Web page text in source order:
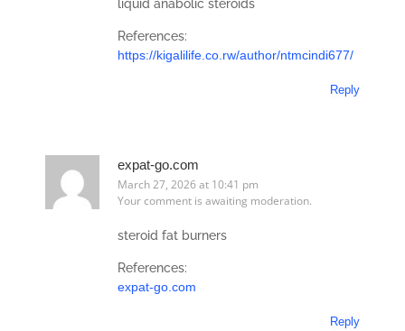
liquid anabolic steroids
References:
https://kigalilife.co.rw/author/ntmcindi677/
Reply
expat-go.com
March 27, 2026 at 10:41 pm
Your comment is awaiting moderation.
steroid fat burners
References:
expat-go.com
Reply